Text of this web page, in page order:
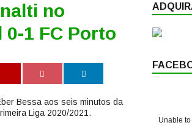
no
1 FC Porto
Bessa aos seis minutos da
Liga 2020/2021.
Unable